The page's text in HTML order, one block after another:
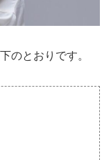
のとおりです。